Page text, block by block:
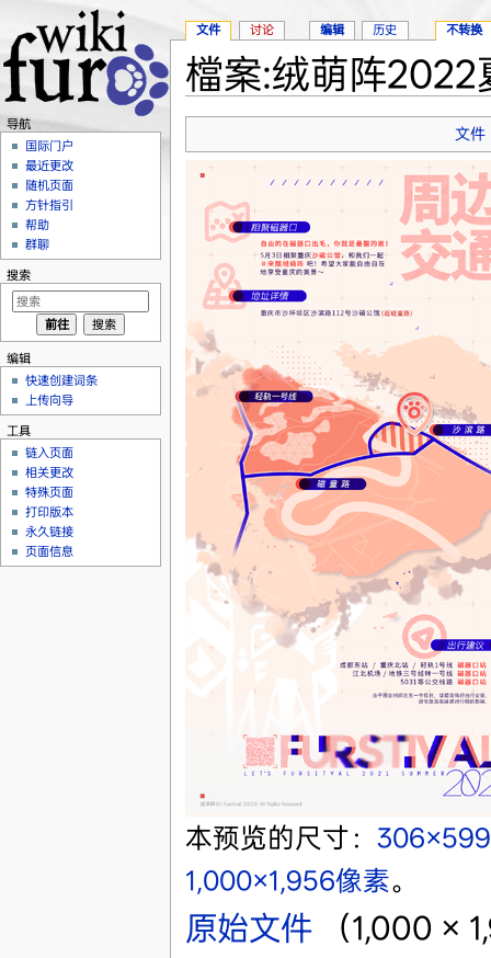
檔案:绒萌阵2022
文件
本预览的尺寸：
1,000×1,956像素。
原始文件‎
（1,000 ×
文件 讨论 编辑 历史 不转换
导航
国际门户
最近更改
随机页面
方针指引
帮助
群聊
搜索
编辑
快速创建词条
上传向导
工具
链入页面
相关更改
特殊页面
打印版本
永久链接
页面信息